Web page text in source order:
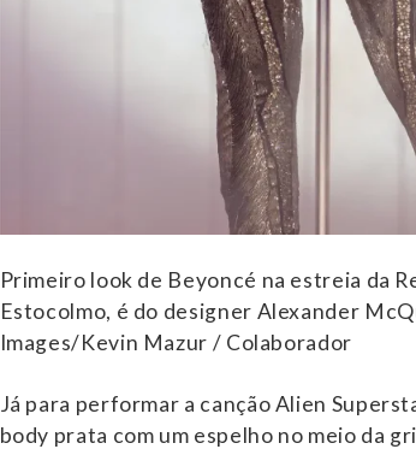
Primeiro look de Beyoncé na estreia da
Estocolmo, é do designer Alexander
Images/Kevin Mazur / Colaborador
Já para performar a canção Alien
body prata com um espelho no meio da